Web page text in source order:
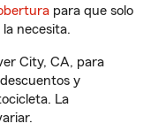
para que solo
necesita.
City, CA, para
y
La